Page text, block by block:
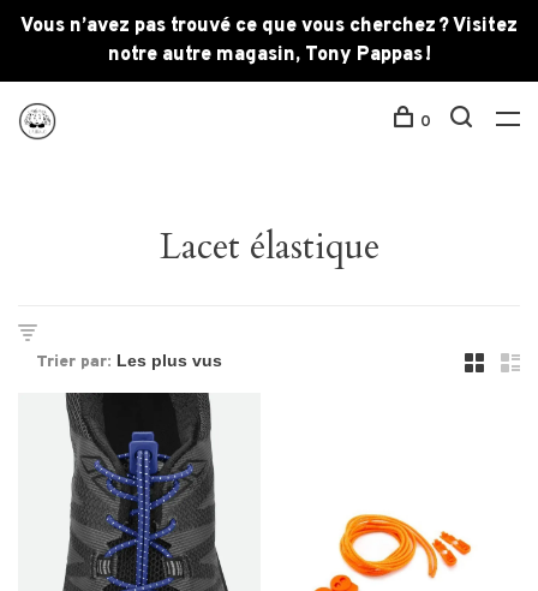
Vous n’avez pas trouvé ce que vous cherchez ? Visitez
notre autre magasin, Tony Pappas !
0
Lacet élastique
Trier par: